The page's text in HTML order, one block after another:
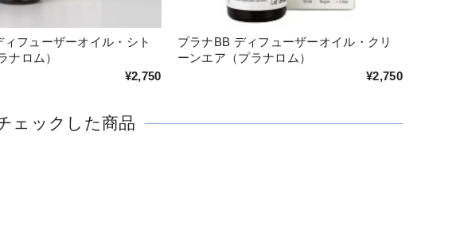
ィフューザーオイル・シト
ナロム）
¥2,750
プラナBB ディフューザーオイル・クリ
ーンエア（プラナロム）
¥2,750
ェックした商品